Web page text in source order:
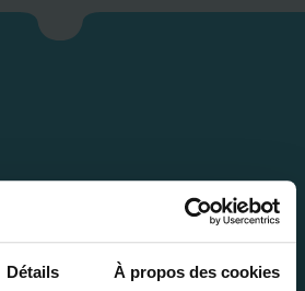
Détails À propos des cookies